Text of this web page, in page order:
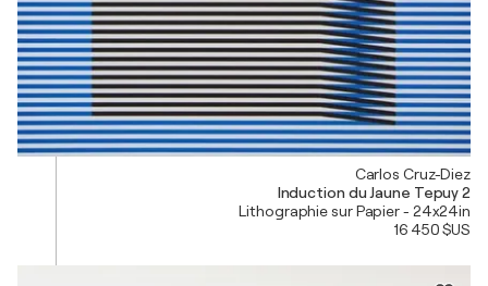
Carlos Cruz-Diez
Induction du Jaune Tepuy 2
Lithographie sur Papier - 24x24in
16 450 $US